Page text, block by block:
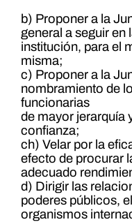
b) Proponer a la
general a seguir en
institución, para el
misma;
c) Proponer a la
nombramiento de
funcionarias
de mayor jerarquía
confianza;
ch) Velar por la
efecto de procurar
adecuado
d) Dirigir las
poderes públicos,
organismos